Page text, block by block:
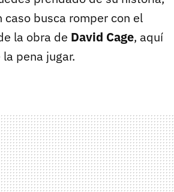
busca romper con el
la obra de David Cage, aquí
pena jugar.